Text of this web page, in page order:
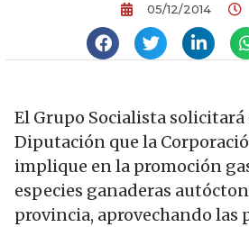
05/12/2014
El Grupo Socialista solicitará
Diputación que la
implique en la promoción
especies ganaderas
provincia, aprovechando las